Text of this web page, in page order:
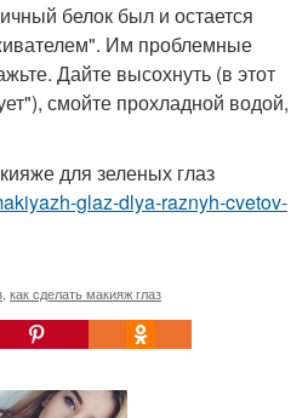
белок был и остается
Им проблемные
Дайте высохнуть (в этот
смойте прохладной водой,
для зеленых глаз
glaz-dlya-raznyh-cvetov-
как сделать макияж глаз